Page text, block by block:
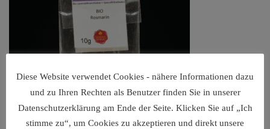
Diese Website verwendet Cookies - nähere Informationen dazu
und zu Ihren Rechten als Benutzer finden Sie in unserer
Datenschutzerklärung am Ende der Seite. Klicken Sie auf „Ich
stimme zu“, um Cookies zu akzeptieren und direkt unsere